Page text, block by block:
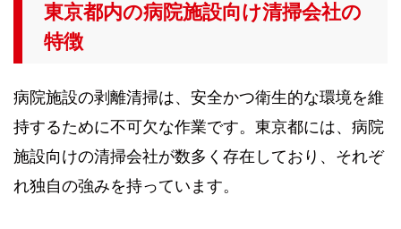
東京都内の病院施設向け清掃会社の
特徴
病院施設の剥離清掃は、安全かつ衛生的な環境を維
持するために不可欠な作業です。東京都には、病院
施設向けの清掃会社が数多く存在しており、それぞ
れ独自の強みを持っています。